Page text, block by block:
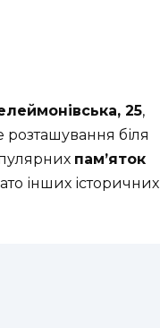
25,
біля
пам’яток
інших історичних